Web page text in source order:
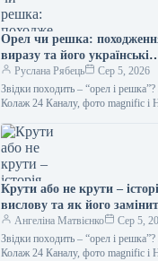
Орел чи решка:
виразу та його українські
синоніми Походження
“орел чи решка” тісно
пов’язане з давньою
для прийняття рішення. На
одній стороні монети, як
правило, зображували
на іншій – герб держави
інший символ. Таким
“орел” і “решка” стали
узагальненими
сторін монети.
Руслана Рябець
Сер 5, 2026
Звідки походить – “орел і решка”?
Колаж 24 Каналу, фото magnific і
зробити…
Крути або не крути –
вислову та як його
українською
Ангеліна Матвієнко
Сер 5,
Звідки походить – “орел і решка”?
Колаж 24 Каналу, фото magnific і